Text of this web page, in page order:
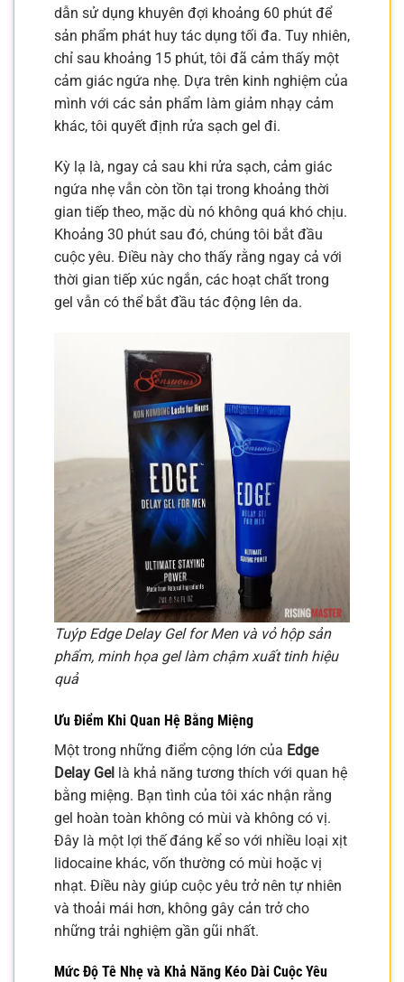
dẫn sử dụng khuyên đợi khoảng 60 phút để
sản phẩm phát huy tác dụng tối đa. Tuy nhiên,
chỉ sau khoảng 15 phút, tôi đã cảm thấy một
cảm giác ngứa nhẹ. Dựa trên kinh nghiệm của
mình với các sản phẩm làm giảm nhạy cảm
khác, tôi quyết định rửa sạch gel đi.
Kỳ lạ là, ngay cả sau khi rửa sạch, cảm giác
ngứa nhẹ vẫn còn tồn tại trong khoảng thời
gian tiếp theo, mặc dù nó không quá khó chịu.
Khoảng 30 phút sau đó, chúng tôi bắt đầu
cuộc yêu. Điều này cho thấy rằng ngay cả với
thời gian tiếp xúc ngắn, các hoạt chất trong
gel vẫn có thể bắt đầu tác động lên da.
Tuýp Edge Delay Gel for Men và vỏ hộp sản
phẩm, minh họa gel làm chậm xuất tinh hiệu
quả
Ưu Điểm Khi Quan Hệ Bằng Miệng
Một trong những điểm cộng lớn của Edge
Delay Gel là khả năng tương thích với quan hệ
bằng miệng. Bạn tình của tôi xác nhận rằng
gel hoàn toàn không có mùi và không có vị.
Đây là một lợi thế đáng kể so với nhiều loại xịt
lidocaine khác, vốn thường có mùi hoặc vị
nhạt. Điều này giúp cuộc yêu trở nên tự nhiên
và thoải mái hơn, không gây cản trở cho
những trải nghiệm gần gũi nhất.
Mức Độ Tê Nhẹ và Khả Năng Kéo Dài Cuộc Yêu